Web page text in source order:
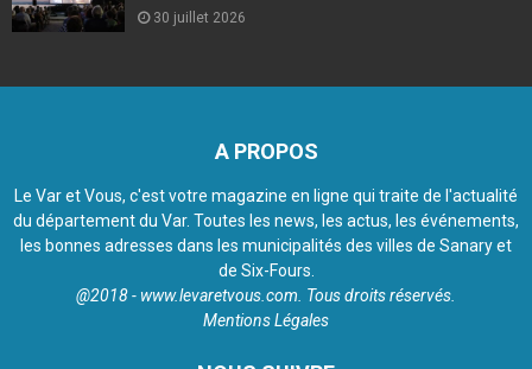
30 juillet 2026
A PROPOS
Le Var et Vous, c'est votre magazine en ligne qui traite de l'actualité
du département du Var. Toutes les news, les actus, les événements,
les bonnes adresses dans les municipalités des villes de Sanary et
de Six-Fours.
@2018 - www.levaretvous.com. Tous droits réservés.
Mentions Légales